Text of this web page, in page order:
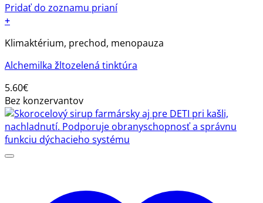
Pridať do zoznamu prianí
+
Klimaktérium, prechod, menopauza
Alchemilka žltozelená tinktúra
5.60€
Bez konzervantov